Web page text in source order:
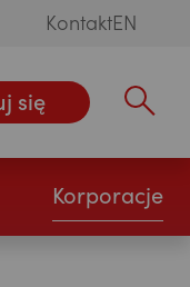
KontaktEN
się Wpisz
Korporacje